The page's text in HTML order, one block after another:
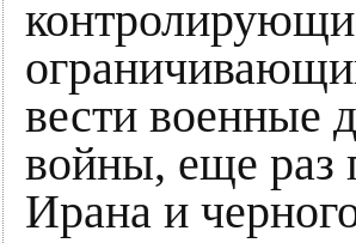
вести военные
войны, еще раз
Ирана и